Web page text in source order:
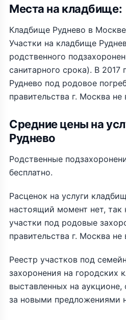
Места на кладбище:
Кладбище Руднево в
Участки на кладбище
родственного
санитарного срока). В 2017
Руднево под родовое
правительства г. Москва не
Средние цены на
Руднево
Родственные
бесплатно.
Расценок на услуги
настоящий момент нет, так
участки под родовые
правительства г. Москва не
Реестр участков под
захоронения на городских
выставленных на аукционе,
за новыми предложениями